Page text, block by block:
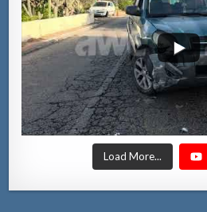
Load More...